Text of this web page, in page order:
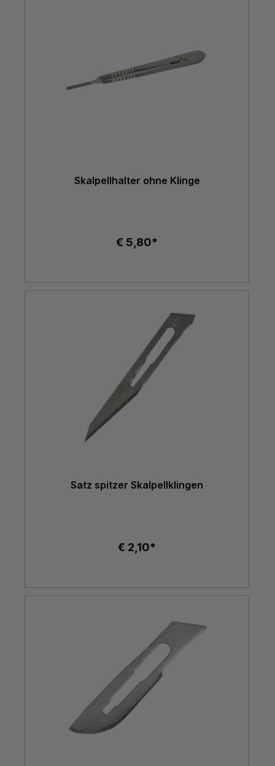
Skalpellhalter ohne Klinge
€ 5,80*
Satz spitzer Skalpellklingen
€ 2,10*